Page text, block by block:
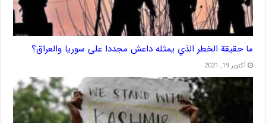
ما حقيقة الخطر الذي يمثله داعش مجددا على سوريا والعراق؟
أكتوبر 19, 2021